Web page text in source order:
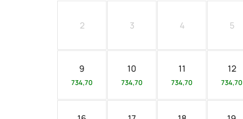
2 3 4 5
9
734,70
10
734,70
11
734,70
12
734,70